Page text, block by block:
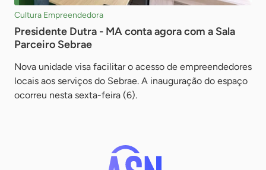
Cultura Empreendedora
Presidente Dutra - MA conta agora com a Sala
Parceiro Sebrae
Nova unidade visa facilitar o acesso de empreendedores
locais aos serviços do Sebrae. A inauguração do espaço
ocorreu nesta sexta-feira (6).